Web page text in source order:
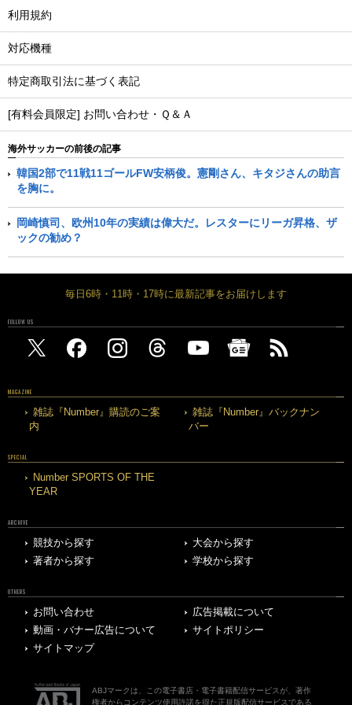
利用規約
対応機種
特定商取引法に基づく表記
[有料会員限定] お問い合わせ・Ｑ＆Ａ
海外サッカーの前後の記事
韓国2部で11戦11ゴールFW安柄俊。憲剛さん、キタジさんの助言
を胸に。
岡崎慎司、欧州10年の実績は偉大だ。レスターにリーガ昇格、ザ
ックの勧め？
毎日6時・11時・17時に最新記事をお届けします
FOLLOW US
MAGAZINE
雑誌『Number』購読のご案
内
雑誌『Number』バックナン
バー
SPECIAL
Number SPORTS OF THE
YEAR
ARCHIVE
競技から探す
大会から探す
著者から探す
学校から探す
OTHERS
お問い合わせ
広告掲載について
動画・バナー広告について
サイトポリシー
サイトマップ
ABJマークは、この電子書店・電子書籍配信サービスが、著作
権者からコンテンツ使用許諾を得た正規版配信サービスである